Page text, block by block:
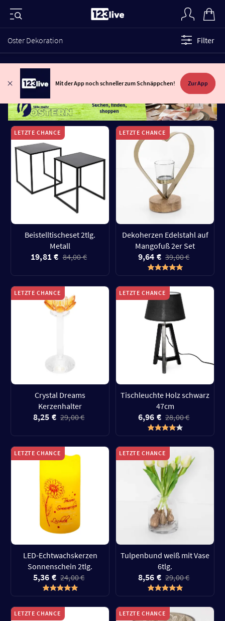
Oster Dekoration Filter
Mit der App noch schneller zum Schnäppchen! Zur App
LETZTE CHANCE
Beistelltischeset 2tlg.
Metall
19,81 € 84,00 €
LETZTE CHANCE
Dekoherzen Edelstahl auf
Mangofuß 2er Set
9,64 € 39,00 €
LETZTE CHANCE
Crystal Dreams
Kerzenhalter
8,25 € 29,00 €
LETZTE CHANCE
Tischleuchte Holz schwarz
47cm
6,96 € 28,00 €
LETZTE CHANCE
LED-Echtwachskerzen
Sonnenschein 2tlg.
5,36 € 24,00 €
LETZTE CHANCE
Tulpenbund weiß mit Vase
6tlg.
8,56 € 29,00 €
LETZTE CHANCE LETZTE CHANCE